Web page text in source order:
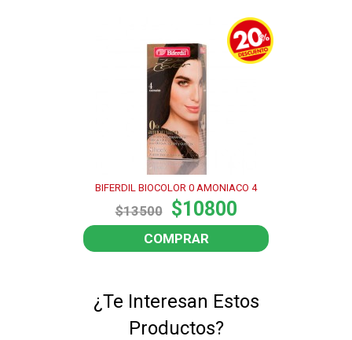
BIFERDIL BIOCOLOR 0 AMONIACO 4
$13500 $10800
COMPRAR
¿Te Interesan Estos
Productos?